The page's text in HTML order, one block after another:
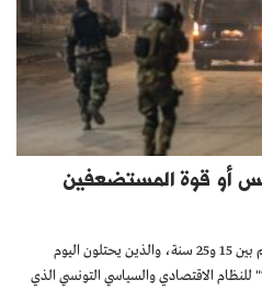
أو قوة المستضعفين
شباب الأحياء الشعبية، المتراوحة أعمارهم بين 15 و25 سنة، والذين يحتلون اليوم
للنظام الاقتصادي والسياسي التونسي الذي